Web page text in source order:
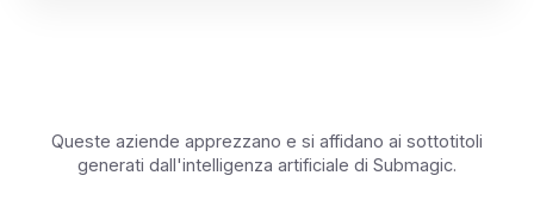
Queste aziende apprezzano e si affidano ai sottotitoli
generati dall'intelligenza artificiale di Submagic.